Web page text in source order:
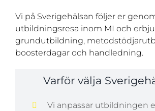
Vi på Sverigehälsan följer er
utbildningsresa inom MI och
grundutbildning,
boosterdagar och handledning.
Varför välja
Vi anpassar utbildningen